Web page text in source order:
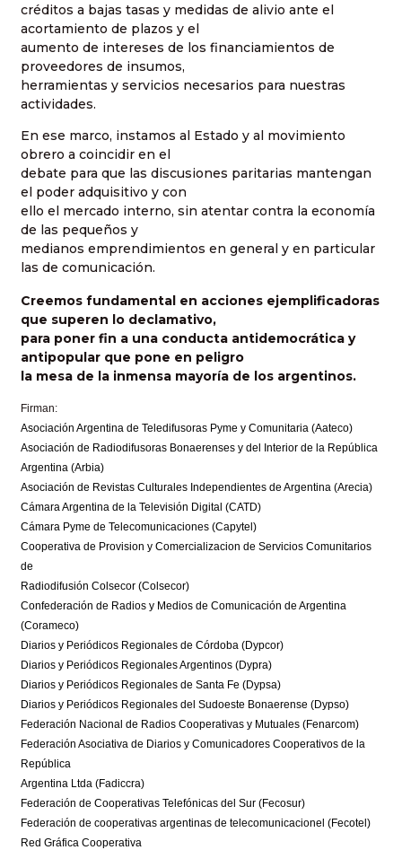
créditos a bajas tasas y medidas de alivio ante el
acortamiento de plazos y el
aumento de intereses de los financiamientos de
proveedores de insumos,
herramientas y servicios necesarios para nuestras
actividades.
En ese marco, instamos al Estado y al movimiento
obrero a coincidir en el
debate para que las discusiones paritarias mantengan
el poder adquisitivo y con
ello el mercado interno, sin atentar contra la economía
de las pequeños y
medianos emprendimientos en general y en particular
las de comunicación.
Creemos fundamental en acciones ejemplificadoras
que superen lo declamativo,
para poner fin a una conducta antidemocrática y
antipopular que pone en peligro
la mesa de la inmensa mayoría de los argentinos.
Firman:
Asociación Argentina de Teledifusoras Pyme y Comunitaria (Aateco)
Asociación de Radiodifusoras Bonaerenses y del Interior de la República
Argentina (Arbia)
Asociación de Revistas Culturales Independientes de Argentina (Arecia)
Cámara Argentina de la Televisión Digital (CATD)
Cámara Pyme de Telecomunicaciones (Capytel)
Cooperativa de Provision y Comercializacion de Servicios Comunitarios
de
Radiodifusión Colsecor (Colsecor)
Confederación de Radios y Medios de Comunicación de Argentina
(Corameco)
Diarios y Periódicos Regionales de Córdoba (Dypcor)
Diarios y Periódicos Regionales Argentinos (Dypra)
Diarios y Periódicos Regionales de Santa Fe (Dypsa)
Diarios y Periódicos Regionales del Sudoeste Bonaerense (Dypso)
Federación Nacional de Radios Cooperativas y Mutuales (Fenarcom)
Federación Asociativa de Diarios y Comunicadores Cooperativos de la
República
Argentina Ltda (Fadiccra)
Federación de Cooperativas Telefónicas del Sur (Fecosur)
Federación de cooperativas argentinas de telecomunicacionel (Fecotel)
Red Gráfica Cooperativa